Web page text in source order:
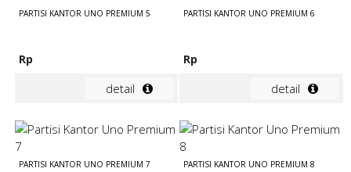
PARTISI KANTOR UNO PREMIUM 5
Rp
detail
PARTISI KANTOR UNO PREMIUM 6
Rp
detail
PARTISI KANTOR UNO PREMIUM 7 PARTISI KANTOR UNO PREMIUM 8